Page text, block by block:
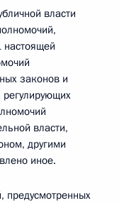
власти
настоящей
законов и
власти,
другими
иное.
предусмотренных